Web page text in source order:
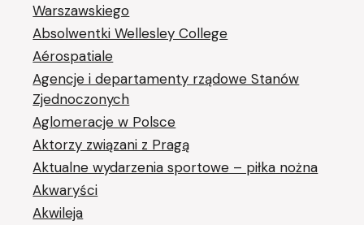
Warszawskiego
Absolwentki Wellesley College
Aérospatiale
Agencje i departamenty rządowe Stanów
Zjednoczonych
Aglomeracje w Polsce
Aktorzy związani z Pragą
Aktualne wydarzenia sportowe – piłka nożna
Akwaryści
Akwileja